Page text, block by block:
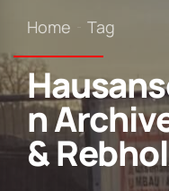
Home Tag
n
&